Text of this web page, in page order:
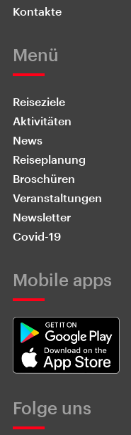
Kontakte
Menü
Reiseziele
Aktivitäten
News
Reiseplanung
Broschüren
Veranstaltungen
Newsletter
Covid-19
Mobile apps
Folge uns